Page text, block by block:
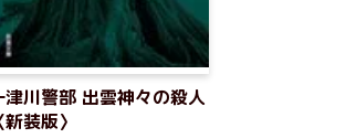
津川警部 出雲神々の殺人
新装版〉